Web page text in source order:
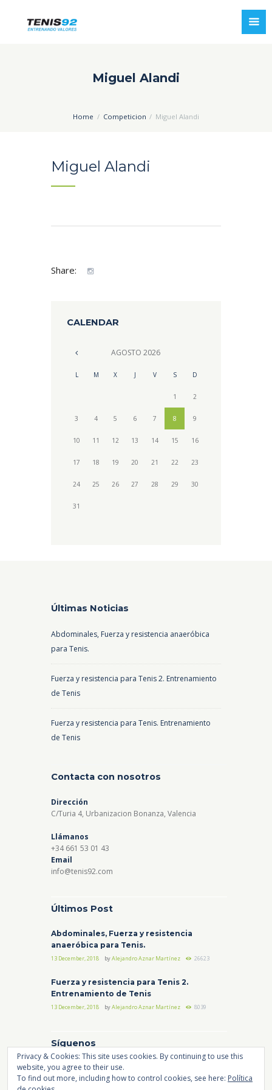
Miguel Alandi
Home Competicion Miguel Alandi
Miguel Alandi
Share:
CALENDAR
AGOSTO 2026
L M X J V S D
1 2
3 4 5 6 7 8 9
10 11 12 13 14 15 16
17 18 19 20 21 22 23
24 25 26 27 28 29 30
31
Últimas Noticias
Abdominales, Fuerza y resistencia anaeróbica
para Tenis.
Fuerza y resistencia para Tenis 2. Entrenamiento
de Tenis
Fuerza y resistencia para Tenis. Entrenamiento
de Tenis
Contacta con nosotros
Dirección
C/Turia 4, Urbanizacion Bonanza, Valencia
Llámanos
+34 661 53 01 43
Email
info@tenis92.com
Últimos Post
Abdominales, Fuerza y resistencia
anaeróbica para Tenis.
13 December, 2018 byAlejandro Aznar Martínez 26623
Fuerza y resistencia para Tenis 2.
Entrenamiento de Tenis
13 December, 2018 byAlejandro Aznar Martínez 8039
Síguenos
InstagramFacebookYouTube
Privacy & Cookies: This site uses cookies. By continuing to use this
website, you agree to their use.
To find out more, including how to control cookies, see here: Política